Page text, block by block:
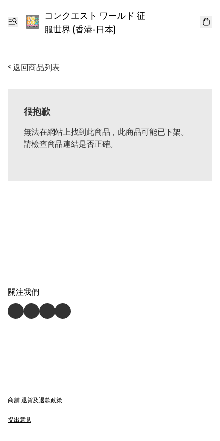
コンクエスト ワールド 征
服世界 (香港-日本)
< 返回商品列表
很抱歉
無法在網站上找到此商品，此商品可能已下架。
請檢查商品連結是否正確。
關注我們
商舖退貨及退款政策
提出意見